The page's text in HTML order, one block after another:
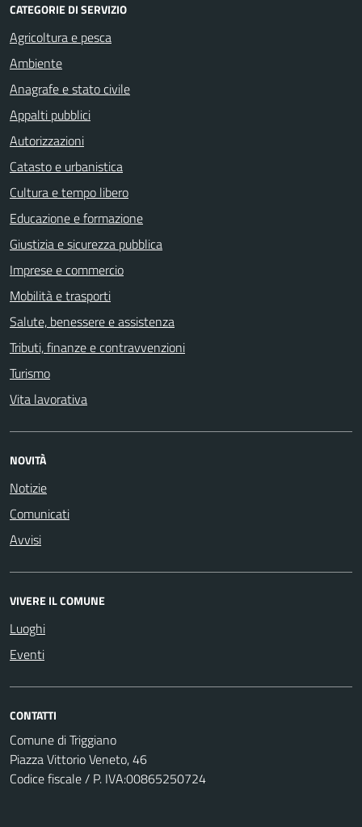
CATEGORIE DI SERVIZIO
Agricoltura e pesca
Ambiente
Anagrafe e stato civile
Appalti pubblici
Autorizzazioni
Catasto e urbanistica
Cultura e tempo libero
Educazione e formazione
Giustizia e sicurezza pubblica
Imprese e commercio
Mobilità e trasporti
Salute, benessere e assistenza
Tributi, finanze e contravvenzioni
Turismo
Vita lavorativa
NOVITÀ
Notizie
Comunicati
Avvisi
VIVERE IL COMUNE
Luoghi
Eventi
CONTATTI
Comune di Triggiano
Piazza Vittorio Veneto, 46
Codice fiscale / P. IVA:00865250724